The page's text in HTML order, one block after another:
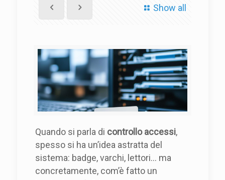
Show all
Quando si parla di controllo accessi,
spesso si ha un’idea astratta del
sistema: badge, varchi, lettori… ma
concretamente, com’è fatto un